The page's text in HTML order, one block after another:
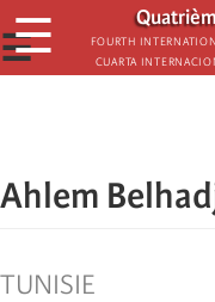
Skip
to
main
Fourth
Cuarta
☰
☰
Ahlem
TUNISIE